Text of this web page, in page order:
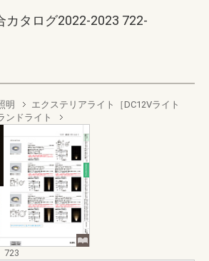
カタログ2022-2023 722-
明
エクステリアライト［DC12Vライト
ンドライト
723